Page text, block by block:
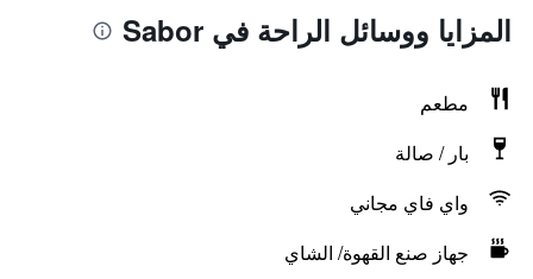
المزايا ووسائل الراحة في Sabor
مطعم
بار / صالة
واي فاي مجاني
جهاز صنع القهوة/ الشاي